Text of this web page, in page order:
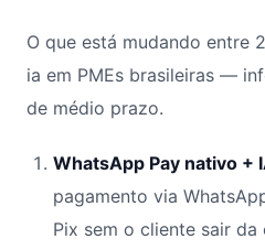
O que está mudando entre
ia em PMEs brasileiras —
de médio prazo.
WhatsApp Pay nativo +
pagamento via
Pix sem o cliente sair